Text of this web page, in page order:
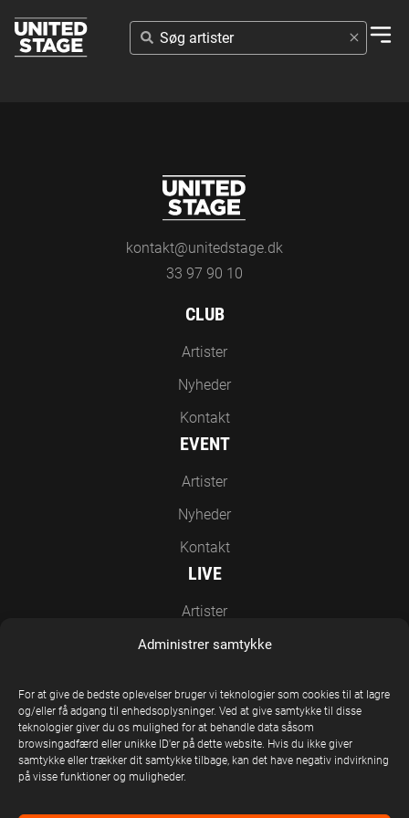
Administrer samtykke
For at give de bedste oplevelser bruger vi teknologier som cookies til at lagre
og/eller få adgang til enhedsoplysninger. Ved at give samtykke til disse
teknologier giver du os mulighed for at behandle data såsom
browsingadfærd eller unikke ID'er på dette website. Hvis du ikke giver
samtykke eller trækker dit samtykke tilbage, kan det have negativ indvirkning
på visse funktioner og muligheder.
SØG
ARTISTER
kontakt@unitedstage.dk
33 97 90 10
CLUB
Artister
Nyheder
Kontakt
EVENT
Artister
Nyheder
Kontakt
LIVE
Artister
Nyheder
EN DEL AF UNITED STAGE GROUP